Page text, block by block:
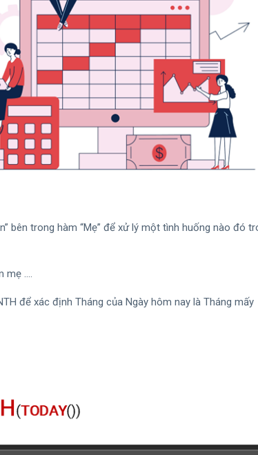
bên trong hàm “Mẹ” để xử lý một tình huống nào đó
mẹ ….
để xác định Tháng của Ngày hôm nay là Tháng mấy